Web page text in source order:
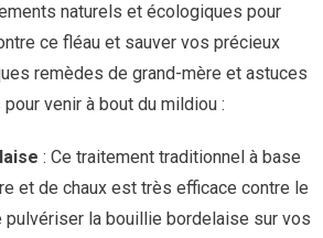
naturels et écologiques pour
ce fléau et sauver vos précieux
remèdes de grand-mère et astuces
venir à bout du mildiou :
: Ce traitement traditionnel à base
et de chaux est très efficace contre le
pulvériser la bouillie bordelaise sur vos